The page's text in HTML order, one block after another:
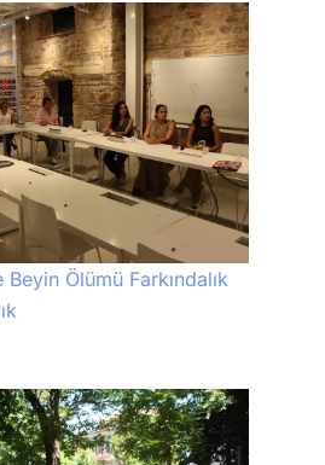
Beyin Ölümü Farkındalık